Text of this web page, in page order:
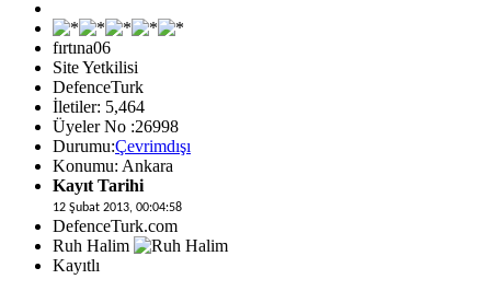
fırtına06
Site Yetkilisi
DefenceTurk
İletiler: 5,464
Üyeler No :26998
Durumu:Çevrimdışı
Konumu: Ankara
Kayıt Tarihi
12 Şubat 2013, 00:04:58
DefenceTurk.com
Ruh Halim
Kayıtlı